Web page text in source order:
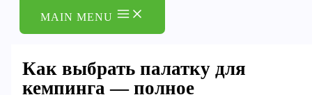
MAIN MENU
Как выбрать палатку для
кемпинга — полное